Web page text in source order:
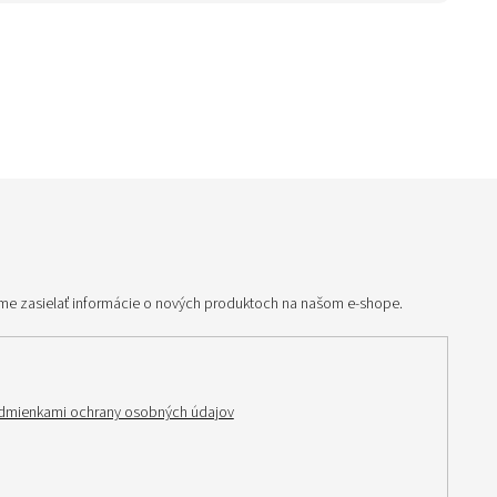
zasielať informácie o nových produktoch na našom e-shope.
ochrany osobných údajov